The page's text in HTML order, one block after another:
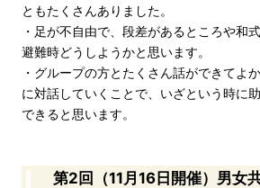
ともたくさんありました。
・足が不自由で、段差があるところや和
避難時どうしようかと思います。
・グループの方とたくさん話ができてよ
に対話していくことで、いざという時に
できると思います。
第2回（11月16日開催）男女